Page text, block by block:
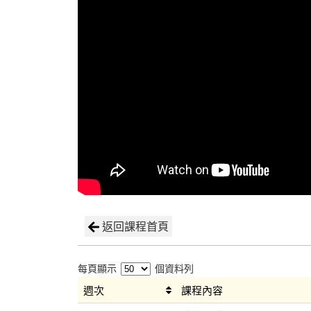
返回課程首頁
每頁顯示 個資料列
週次 課程內容